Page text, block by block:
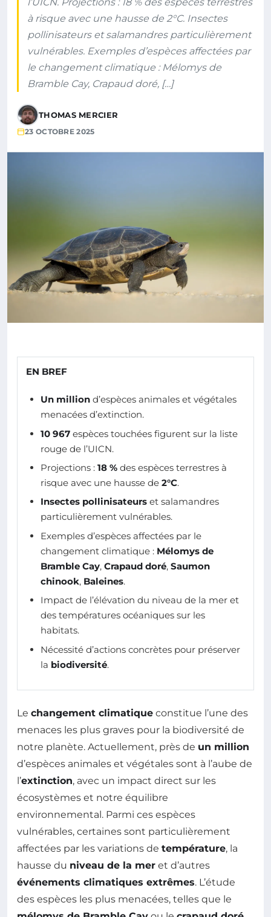
à risque avec une hausse de 2°C. Insectes
pollinisateurs et salamandres particulièrement
vulnérables. Exemples d’espèces affectées par
le changement climatique : Mélomys de
Bramble Cay, Crapaud doré, […]
THOMAS MERCIER
23 OCTOBRE 2025
EN BREF
Un million d’espèces animales et végétales
menacées d’extinction.
10 967 espèces touchées figurent sur la liste
rouge de l’UICN.
Projections : 18 % des espèces terrestres à
risque avec une hausse de 2°C.
Insectes pollinisateurs et salamandres
particulièrement vulnérables.
Exemples d’espèces affectées par le
changement climatique : Mélomys de
Bramble Cay, Crapaud doré, Saumon
chinook, Baleines.
Impact de l’élévation du niveau de la mer et
des températures océaniques sur les
habitats.
Nécessité d’actions concrètes pour préserver
la biodiversité.
Le changement climatique constitue l’une des
menaces les plus graves pour la biodiversité de
notre planète. Actuellement, près de un million
d’espèces animales et végétales sont à l’aube de
l’extinction, avec un impact direct sur les
écosystèmes et notre équilibre
environnemental. Parmi ces espèces
vulnérables, certaines sont particulièrement
affectées par les variations de température, la
hausse du niveau de la mer et d’autres
événements climatiques extrêmes. L’étude
des espèces les plus menacées, telles que le